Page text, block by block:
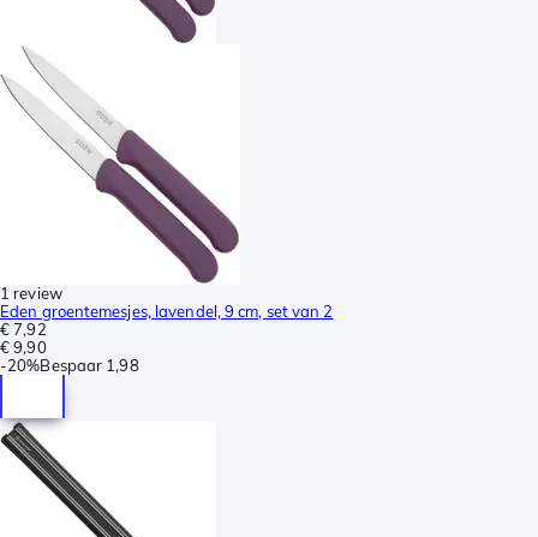
1 review
Eden groentemesjes, lavendel, 9 cm, set van 2
€ 7,92
€ 9,90
-20%Bespaar 1,98